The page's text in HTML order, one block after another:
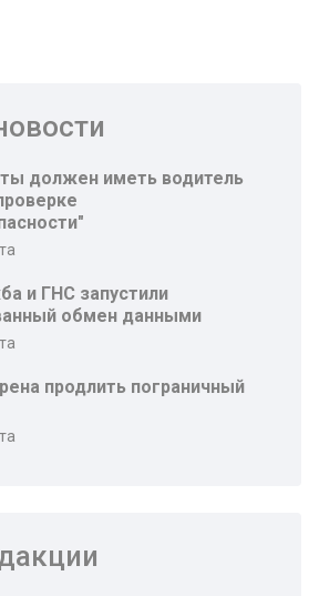
должен иметь водитель
и ГНС запустили
обмен данными
продлить пограничный